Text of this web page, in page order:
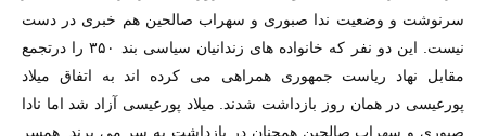
سرنوشت و وضعیت ندا صبوری و سهراب صالحین هم خبری در دست
نیست. این دو نفر که خانواده های زندانیان سیاسی بند ۳۵۰ را درتجمع
مقابل نهاد ریاست جمهوری همراهی می کرده اند به اتفاق میلاد
پورعیسی در همان روز بازداشت شدند. میلاد پورعیسی آزاد شد اما نادا
صبوری و سهراب صالحین همچنان در بازداشت به سر می برند. همسر